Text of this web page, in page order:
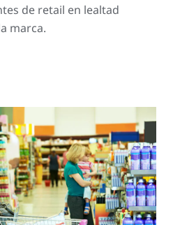
de retail en lealtad
marca.